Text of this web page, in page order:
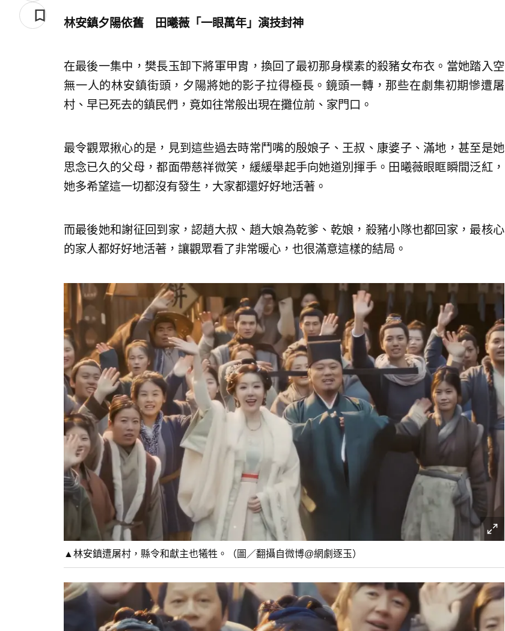
林安鎮夕陽依舊 田曦薇「一眼萬年」演技封神
在最後一集中，樊長玉卸下將軍甲胄，換回了最初那身樸素的殺豬女布衣。當她踏入空
無一人的林安鎮街頭，夕陽將她的影子拉得極長。鏡頭一轉，那些在劇集初期慘遭屠
村、早已死去的鎮民們，竟如往常般出現在攤位前、家門口。
最令觀眾揪心的是，見到這些過去時常鬥嘴的殷娘子、王叔、康婆子、滿地，甚至是她
思念已久的父母，都面帶慈祥微笑，緩緩舉起手向她道別揮手。田曦薇眼眶瞬間泛紅，
她多希望這一切都沒有發生，大家都還好好地活著。
而最後她和謝征回到家，認趙大叔、趙大娘為乾爹、乾娘，殺豬小隊也都回家，最核心
的家人都好好地活著，讓觀眾看了非常暖心，也很滿意這樣的結局。
▲林安鎮遭屠村，縣令和獻主也犧牲。（圖／翻攝自微博@網劇逐玉）